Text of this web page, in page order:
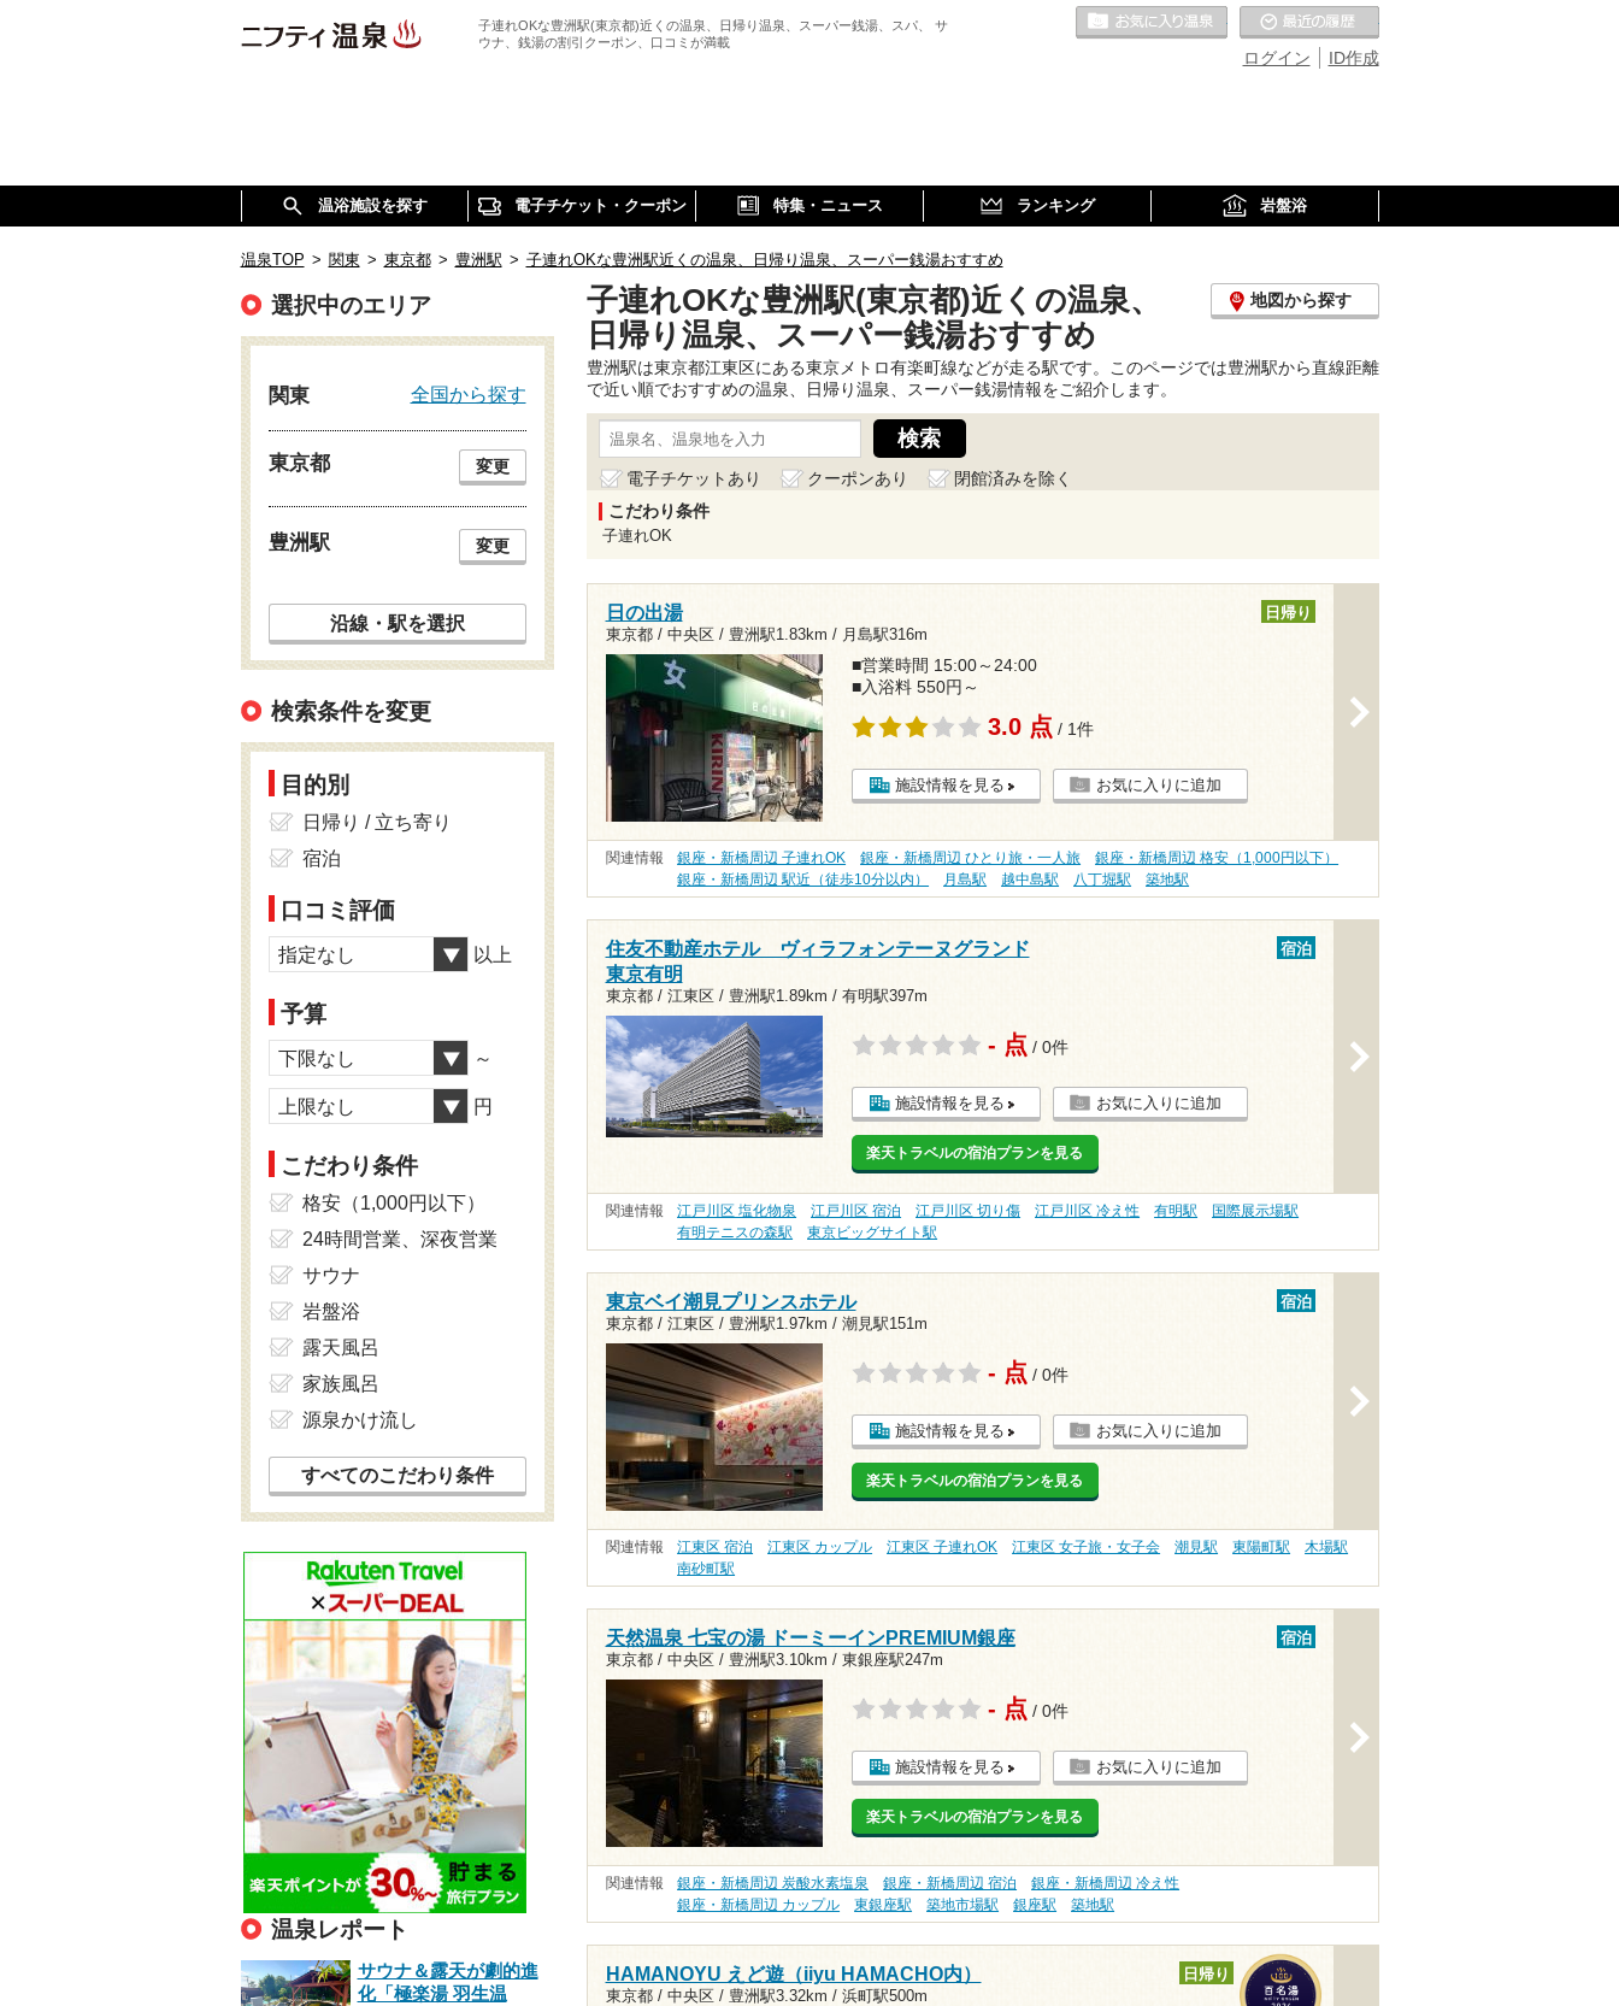
子連れOKな豊洲駅(東京都)近くの温泉、日帰り温泉、スーパー銭湯、スパ、 サ
ウナ、銭湯の割引クーポン、口コミが満載
ID作成
ログイン
お気に入りの温泉
温浴施設を探す 電子チケット・クーポン 特集・ニュース ランキング 岩盤浴
温泉TOP > 関東 > 東京都 > 豊洲駅 > 子連れOKな豊洲駅近くの温泉、日帰り温泉、スーパー銭湯おすすめ
子連れOKな豊洲駅(東京都)近くの温泉、
日帰り温泉、スーパー銭湯おすすめ
地図から探す
豊洲駅は東京都江東区にある東京メトロ有楽町線などが走る駅です。このページでは豊洲駅から直線距離
で近い順でおすすめの温泉、日帰り温泉、スーパー銭湯情報をご紹介します。
電子チケットあり クーポンあり
閉館済みを除く
こだわり条件
子連れOK
日の出湯
東京都 / 中央区 / 豊洲駅1.83km / 月島駅316m
日帰り
■営業時間 15:00～24:00
■入浴料 550円～
3.0 点 / 1件
施設情報を見る お気に入りに追加
関連情報 銀座・新橋周辺 子連れOK 銀座・新橋周辺 ひとり旅・一人旅
銀座・新橋周辺 格安（1,000円以下）
銀座・新橋周辺 駅近（徒歩10分以内）
月島駅 越中島駅 八丁堀駅 築地駅
住友不動産ホテル ヴィラフォンテーヌグランド
東京有明
東京都 / 江東区 / 豊洲駅1.89km / 有明駅397m
宿泊
- 点 / 0件
施設情報を見る お気に入りに追加
楽天トラベルの宿泊プランを見る
関連情報 江戸川区 塩化物泉 江戸川区 宿泊 江戸川区 切り傷 江戸川区 冷え性 有明駅
国際展示場駅
有明テニスの森駅
東京ビッグサイト駅
東京ベイ潮見プリンスホテル
東京都 / 江東区 / 豊洲駅1.97km / 潮見駅151m
宿泊
- 点 / 0件
施設情報を見る お気に入りに追加
楽天トラベルの宿泊プランを見る
関連情報 江東区 宿泊 江東区 カップル 江東区 子連れOK 江東区 女子旅・女子会 潮見駅 東陽町駅
木場駅
南砂町駅
天然温泉 七宝の湯 ドーミーインPREMIUM銀座
東京都 / 中央区 / 豊洲駅3.10km / 東銀座駅247m
宿泊
- 点 / 0件
施設情報を見る お気に入りに追加
楽天トラベルの宿泊プランを見る
関連情報 銀座・新橋周辺 炭酸水素塩泉 銀座・新橋周辺 宿泊
銀座・新橋周辺 冷え性
銀座・新橋周辺 カップル
東銀座駅 築地市場駅 銀座駅 築地駅
HAMANOYU えど遊（iiyu HAMACHO内）
東京都 / 中央区 / 豊洲駅3.32km / 浜町駅500m
日帰り
選択中のエリア
関東 全国から探す
東京都 変更
豊洲駅 変更
沿線・駅を選択
検索条件を変更
目的別
日帰り / 立ち寄り
宿泊
口コミ評価
指定なし 以上
予算
下限なし ～
上限なし 円
こだわり条件
格安（1,000円以下）
24時間営業、深夜営業
サウナ
岩盤浴
露天風呂
家族風呂
源泉かけ流し
すべてのこだわり条件
温泉レポート
サウナ＆露天が劇的進
化「極楽湯 羽生温